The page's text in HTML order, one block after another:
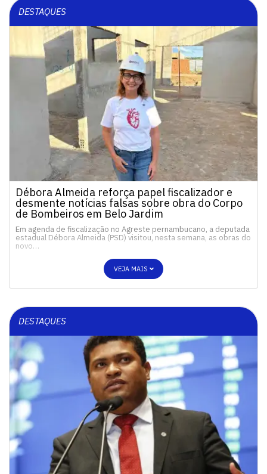
DESTAQUES
Débora Almeida reforça papel fiscalizador e
desmente notícias falsas sobre obra do Corpo
de Bombeiros em Belo Jardim
Em agenda de fiscalização no Agreste pernambucano, a deputada
estadual Débora Almeida (PSD) visitou, nesta semana, as obras do
novo…
VEJA MAIS
DESTAQUES